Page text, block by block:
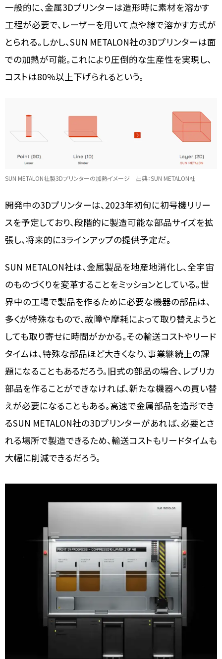
一般的に、金属3Dプリンターは造形時に素材を溶かす
工程が必要で、レーザーを用いて点や線で溶かす方式が
とられる。しかし、SUN METALON社の3Dプリンターは面
での加熱が可能。これにより圧倒的な生産性を実現し、
コストは80%以上下げられるという。
SUN METALON社製3Dプリンターの加熱イメージ 出典：SUN METALON社
開発中の3Dプリンターは、2023年初旬に初号機リリー
スを予定しており、段階的に製造可能な部品サイズを拡
張し、将来的に3ラインアップの提供予定だ。
SUN METALON社は、金属製品を地産地消化し、全宇宙
のものづくりを変革することをミッションとしている。世
界中の工場で製品を作るために必要な機器の部品は、
多くが特殊なもので、故障や摩耗によって取り替えようと
しても取り寄せに時間がかかる。その輸送コストやリード
タイムは、特殊な部品ほど大きくなり、事業継続上の課
題になることもあるだろう。旧式の部品の場合、レプリカ
部品を作ることができなければ、新たな機器への買い替
えが必要になることもある。高速で金属部品を造形でき
るSUN METALON社の3Dプリンターがあれば、必要とさ
れる場所で製造できるため、輸送コストもリードタイムも
大幅に削減できるだろう。